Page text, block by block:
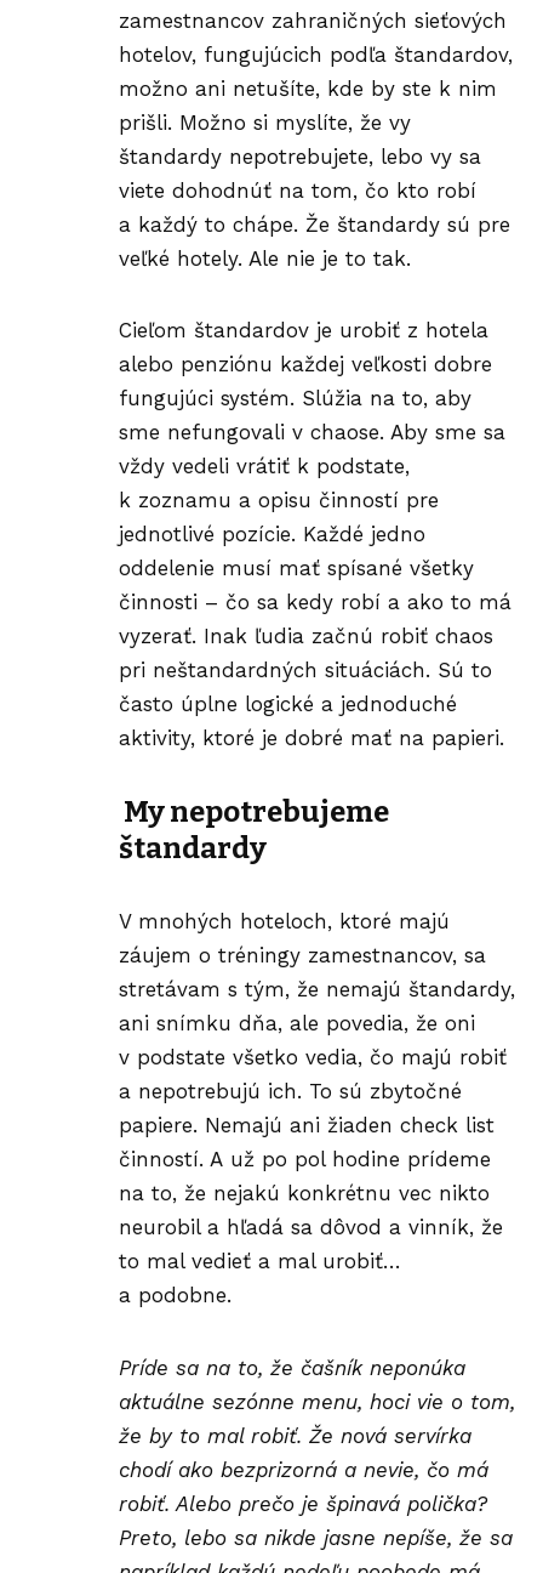
zamestnancov zahraničných sieťových
hotelov, fungujúcich podľa štandardov,
možno ani netušíte, kde by ste k nim
prišli. Možno si myslíte, že vy
štandardy nepotrebujete, lebo vy sa
viete dohodnúť na tom, čo kto robí
a každý to chápe. Že štandardy sú pre
veľké hotely. Ale nie je to tak.
Cieľom štandardov je urobiť z hotela
alebo penziónu každej veľkosti dobre
fungujúci systém. Slúžia na to, aby
sme nefungovali v chaose. Aby sme sa
vždy vedeli vrátiť k podstate,
k zoznamu a opisu činností pre
jednotlivé pozície. Každé jedno
oddelenie musí mať spísané všetky
činnosti – čo sa kedy robí a ako to má
vyzerať. Inak ľudia začnú robiť chaos
pri neštandardných situáciách. Sú to
často úplne logické a jednoduché
aktivity, ktoré je dobré mať na papieri.
My nepotrebujeme
štandardy
V mnohých hoteloch, ktoré majú
záujem o tréningy zamestnancov, sa
stretávam s tým, že nemajú štandardy,
ani snímku dňa, ale povedia, že oni
v podstate všetko vedia, čo majú robiť
a nepotrebujú ich. To sú zbytočné
papiere. Nemajú ani žiaden check list
činností. A už po pol hodine prídeme
na to, že nejakú konkrétnu vec nikto
neurobil a hľadá sa dôvod a vinník, že
to mal vedieť a mal urobiť…
a podobne.
Príde sa na to, že čašník neponúka
aktuálne sezónne menu, hoci vie o tom,
že by to mal robiť. Že nová servírka
chodí ako bezprizorná a nevie, čo má
robiť. Alebo prečo je špinavá polička?
Preto, lebo sa nikde jasne nepíše, že sa